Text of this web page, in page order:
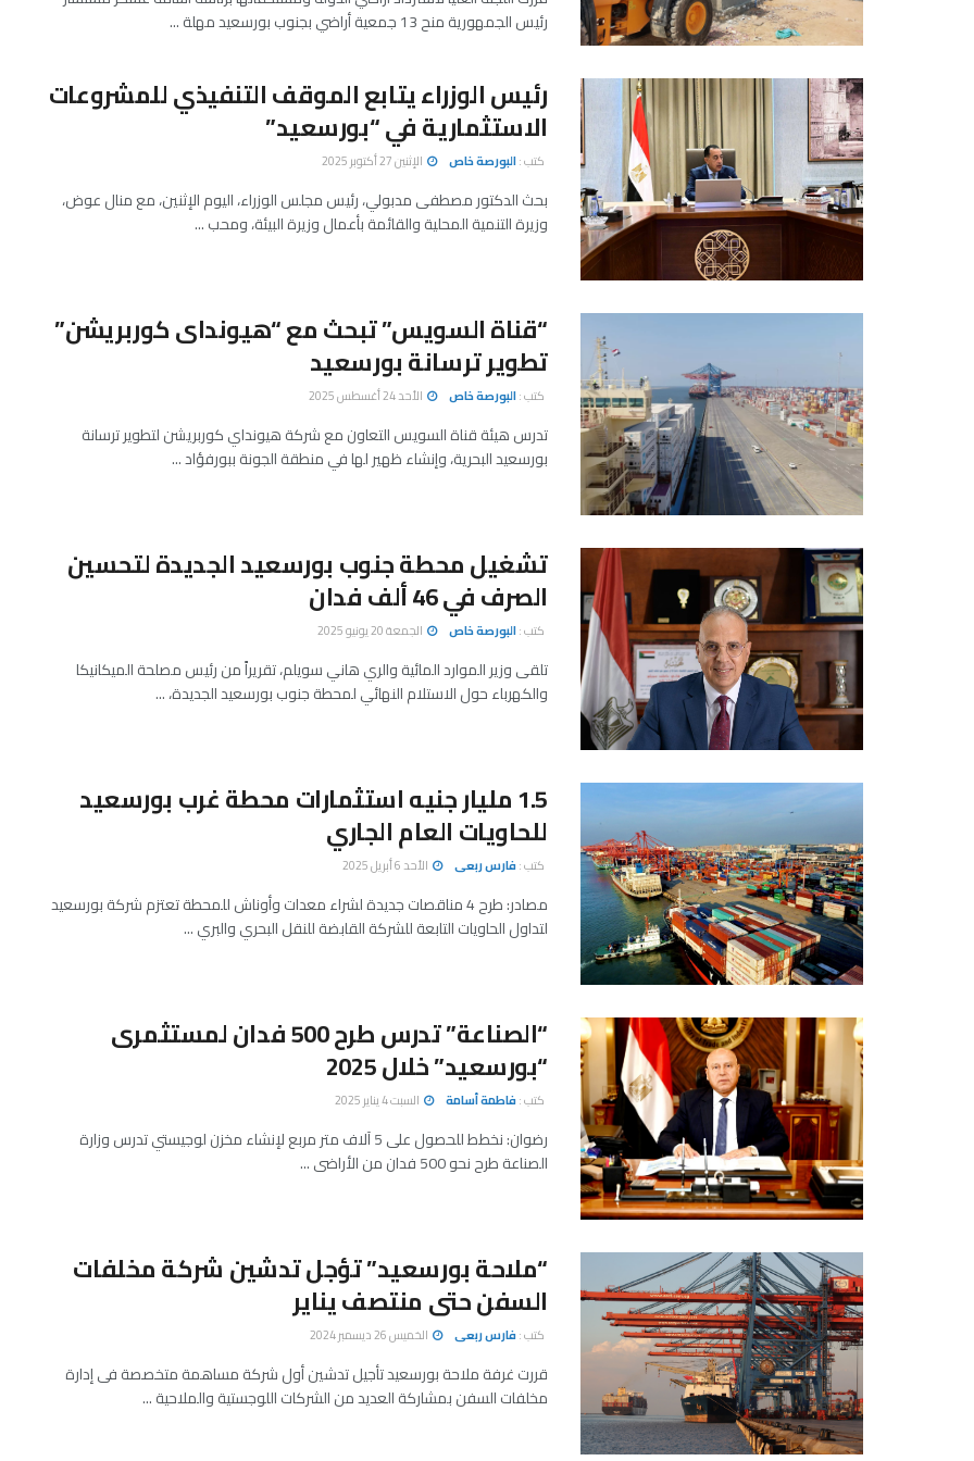
رئيس الجمهورية منح 13 جمعية أراضي بجنوب بورسعيد مهلة ...
رئيس الوزراء يتابع الموقف التنفيذي للمشروعات
الاستثمارية في “بورسعيد”
كتب :البورصة خاص الإثنين 27 أكتوبر 2025
بحث الدكتور مصطفى مدبولي، رئيس مجلس الوزراء، اليوم الإثنين، مع منال عوض،
وزيرة التنمية المحلية والقائمة بأعمال وزيرة البيئة، ومحب ...
“قناة السويس” تبحث مع “هيونداى كوربريشن”
تطوير ترسانة بورسعيد
كتب :البورصة خاص الأحد 24 أغسطس 2025
تدرس هيئة قناة السويس التعاون مع شركة هيونداي كوربريشن لتطوير ترسانة
بورسعيد البحرية، وإنشاء ظهير لها في منطقة الجونة ببورفؤاد ...
تشغيل محطة جنوب بورسعيد الجديدة لتحسين
الصرف في 46 ألف فدان
كتب :البورصة خاص الجمعة 20 يونيو 2025
تلقى وزير الموارد المائية والري هاني سويلم، تقريراً من رئيس مصلحة الميكانيكا
والكهرباء حول الاستلام النهائي لمحطة جنوب بورسعيد الجديدة، ...
1.5 مليار جنيه استثمارات محطة غرب بورسعيد
للحاويات العام الجاري
كتب :فارس ربعى الأحد 6 أبريل 2025
مصادر: طرح 4 مناقصات جديدة لشراء معدات وأوناش للمحطة تعتزم شركة بورسعيد
لتداول الحاويات التابعة للشركة القابضة للنقل البحري والبري ...
“الصناعة” تدرس طرح 500 فدان لمستثمرى
“بورسعيد” خلال 2025
كتب :فاطمة أسامة السبت 4 يناير 2025
رضوان: نخطط للحصول على 5 آلاف متر مربع لإنشاء مخزن لوجيستي تدرس وزارة
الصناعة طرح نحو 500 فدان من الأراضى ...
“ملاحة بورسعيد” تؤجل تدشين شركة مخلفات
السفن حتى منتصف يناير
كتب :فارس ربعى الخميس 26 ديسمبر 2024
قررت غرفة ملاحة بورسعيد تأجيل تدشين أول شركة مساهمة متخصصة فى إدارة
مخلفات السفن بمشاركة العديد من الشركات اللوجستية والملاحية ...